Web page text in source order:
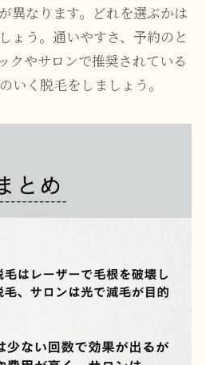
異なります。どれを選ぶかは
ょう。通いやすさ、予約のと
クやサロンで推奨されている
いく脱毛をしましょう。